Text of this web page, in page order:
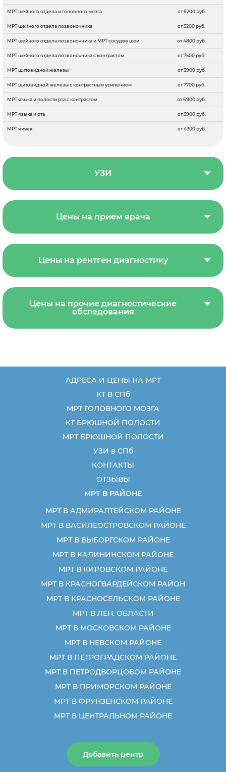
МРТ шейного отдела и головного мозга от 6200 руб.
МРТ шейного отдела позвоночника от 3200 руб.
МРТ шейного отдела позвоночника и МРТ сосудов шеи от 4800 руб.
МРТ шейного отдела позвоночника с контрастом от 7500 руб.
МРТ щитовидной железы от 3900 руб.
МРТ щитовидной железы с контрастным усилением от 7700 руб.
МРТ языка и полости рта с контрастом от 6900 руб.
МРТ языка и рта от 3900 руб.
МРТ яичек от 4300 руб.
УЗИ
Цены на прием врача
Цены на рентген диагностику
Цены на прочие диагностические
обследования
АДРЕСА И ЦЕНЫ НА МРТ
КТ В СПб
МРТ ГОЛОВНОГО МОЗГА
КТ БРЮШНОЙ ПОЛОСТИ
МРТ БРЮШНОЙ ПОЛОСТИ
УЗИ в СПб
КОНТАКТЫ
ОТЗЫВЫ
МРТ В РАЙОНЕ
МРТ В АДМИРАЛТЕЙСКОМ РАЙОНЕ
МРТ В ВАСИЛЕОСТРОВСКОМ РАЙОНЕ
МРТ В ВЫБОРГСКОМ РАЙОНЕ
МРТ В КАЛИНИНСКОМ РАЙОНЕ
МРТ В КИРОВСКОМ РАЙОНЕ
МРТ В КРАСНОГВАРДЕЙСКОМ РАЙОН
МРТ В КРАСНОСЕЛЬСКОМ РАЙОНЕ
МРТ В ЛЕН. ОБЛАСТИ
МРТ В МОСКОВСКОМ РАЙОНЕ
МРТ В НЕВСКОМ РАЙОНЕ
МРТ В ПЕТРОГРАДСКОМ РАЙОНЕ
МРТ В ПЕТРОДВОРЦОВОМ РАЙОНЕ
МРТ В ПРИМОРСКОМ РАЙОНЕ
МРТ В ФРУНЗЕНСКОМ РАЙОНЕ
МРТ В ЦЕНТРАЛЬНОМ РАЙОНЕ
Добавить центр